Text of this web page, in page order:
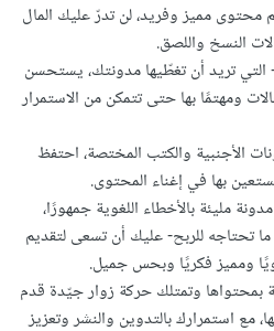
محتوى مميز وفريد، لن تدرّ عليك المال
النسخ واللصق.
التي تريد أن تغطّيها مدونتك، يستحسن
ومهتمًا بها حتى تتمكن من الاستمرار
الأجنبية والكتب المختصة، احتفظ
بها في إغناء المحتوى.
مليئة بالأخطاء اللغوية جمهورًا،
تحتاجه للربح- عليك أن تسعى لتقديم
ومميز فكريًا وبحس جميل.
وتمتلك حركة زوار جيّدة قدم
مع استمرارك بالتدوين والنشر وتعزيز